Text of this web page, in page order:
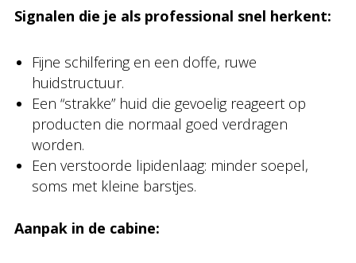
Signalen die je als professional snel herkent:
Fijne schilfering en een doffe, ruwe
huidstructuur.
Een “strakke” huid die gevoelig reageert op
producten die normaal goed verdragen
worden.
Een verstoorde lipidenlaag: minder soepel,
soms met kleine barstjes.
Aanpak in de cabine: